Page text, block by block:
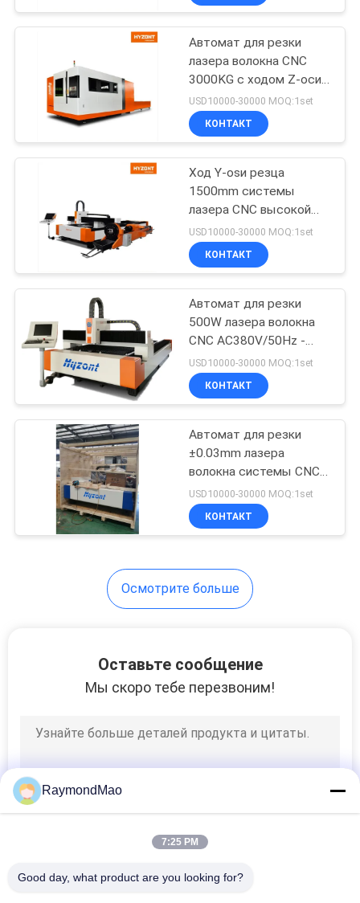
сварочный
аппарат дуговой
сварки
лазерный
сварочный
аппарат
17
Станок
плазменной резки
с ЧПУ
автомат для резки
Запчасти для
сварки
Автомат для резки
лазера волокна CNC
3000KG с ходом Z-оси
120mm и ходом Y-osи
1500mm
USD10000-30000 MOQ:1set
КОНТАКТ
Ход Y-osи резца
1500mm системы
лазера CNC высокой
точности
USD10000-30000 MOQ:1set
КОНТАКТ
Автомат для резки
500W лазера волокна
CNC AC380V/50Hz -
резец лазера волокна
CNC 6000W
USD10000-30000 MOQ:1set
КОНТАКТ
Автомат для резки
±0.03mm лазера
волокна системы CNC
располагая точность
USD10000-30000 MOQ:1set
КОНТАКТ
Осмотрите больше
Оставьте сообщение
Мы скоро тебе перезвоним!
RaymondMao
7:25 PM
Good day, what product are you looking for?